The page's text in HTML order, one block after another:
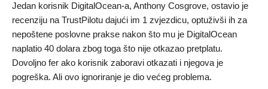
Jedan korisnik DigitalOcean-a, Anthony Cosgrove, ostavio je
recenziju na TrustPilotu dajući im 1 zvjezdicu, optuživši ih za
nepoštene poslovne prakse nakon što mu je DigitalOcean
naplatio 40 dolara zbog toga što nije otkazao pretplatu.
Dovoljno fer ako korisnik zaboravi otkazati i njegova je
pogreška. Ali ovo ignoriranje je dio većeg problema.